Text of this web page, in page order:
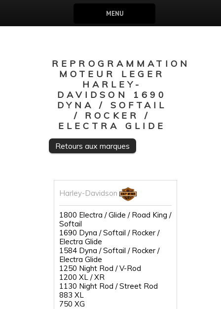
MENU
REPROGRAMMATION
MOTEUR LEGER
HARLEY-
DAVIDSON 1690
DYNA / SOFTAIL
/ ROCKER /
ELECTRA GLIDE
Retours aux marques
Harley-Davidson
1800 Electra / Glide / Road King /
Softail
1690 Dyna / Softail / Rocker /
Electra Glide
1584 Dyna / Softail / Rocker /
Electra Glide
1250 Night Rod / V-Rod
1200 XL / XR
1130 Night Rod / Street Rod
883 XL
750 XG